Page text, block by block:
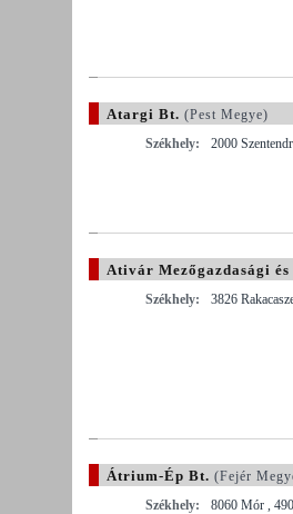
Atargi Bt. (Pest Megye)
Székhely:
2000
Ativár Mezőgazdasági
Székhely:
3826
Átrium-Ép Bt. (Fejér
Székhely:
8060 Mór ,